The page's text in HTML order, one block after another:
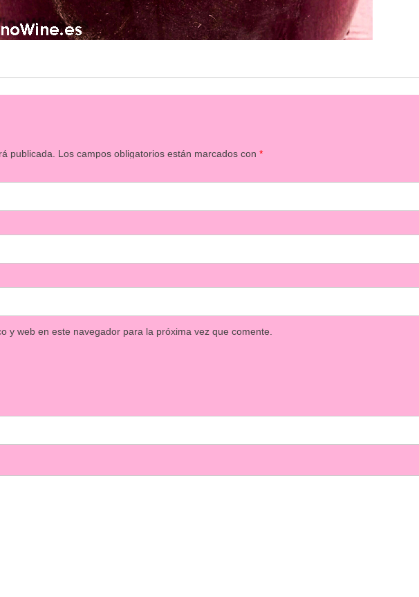
publicada. Los campos obligatorios están marcados con*
y web en este navegador para la próxima vez que comente.